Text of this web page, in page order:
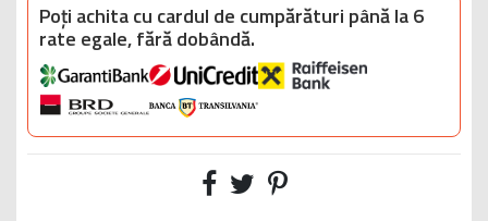
Poți achita cu cardul de cumpărături până la 6
rate egale, fără dobândă.